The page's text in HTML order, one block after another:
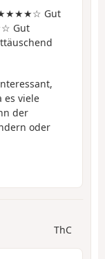
Gut
Gut
es viele
der
oder
ThC